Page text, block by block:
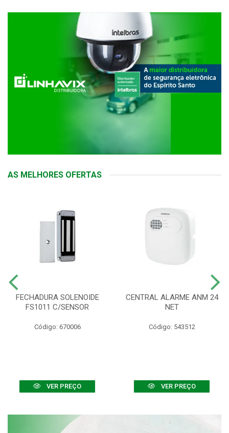
AS MELHORES OFERTAS
FECHADURA SOLENOIDE
FS1011 C/SENSOR
Código: 670006
VER PREÇO
CENTRAL ALARME ANM 24
NET
Código: 543512
VER PREÇO